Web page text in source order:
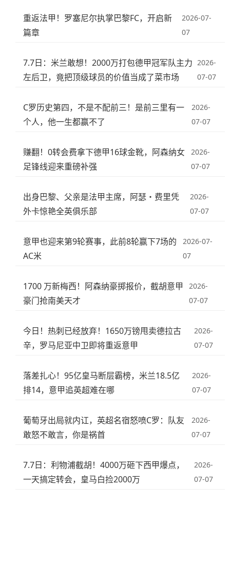
重返法甲！罗塞尼尔执掌巴黎FC，开启新
篇章
2026-07-
07
7.7日：米兰敢想！2000万打包德甲冠军队主力
左后卫，竟把顶级球员的价值当成了菜市场
2026-
07-07
C罗历史第四，不是不配前三！是前三里有一
个人，他一生都赢不了
2026-
07-07
赚翻！0转会费拿下德甲16球金靴，阿森纳女
足锋线迎来重磅补强
2026-
07-07
出身巴黎、父亲是法甲主席，阿瑟・费里凭
外卡惊艳全英俱乐部
2026-
07-07
意甲也迎来第9轮赛事，此前8轮赢下7场的
AC米
2026-07-
07
1700 万新梅西！阿森纳豪掷报价，截胡意甲
豪门抢南美天才
2026-
07-07
今日！热刺已经放弃！1650万镑甩卖德拉古
辛，罗马尼亚中卫即将重返意甲
2026-
07-07
落差扎心！95亿皇马断层霸榜，米兰18.5亿
排14，意甲追英超难在哪
2026-
07-07
葡萄牙出局就内讧，英超名宿怒喷C罗：队友
敢怒不敢言，你是祸首
2026-
07-07
7.7日：利物浦截胡！4000万砸下西甲爆点，
一天搞定转会，皇马白捡2000万
2026-
07-07